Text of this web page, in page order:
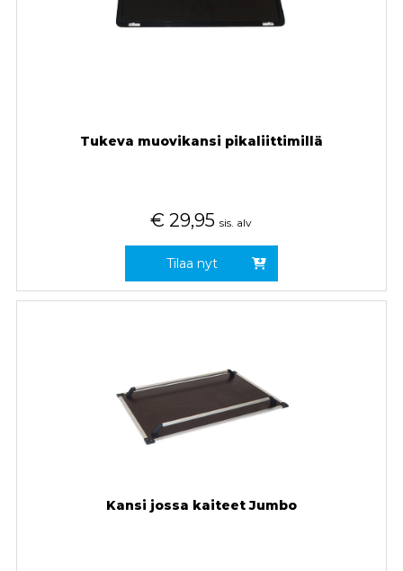
Tukeva muovikansi pikaliittimillä
€ 29,95 sis. alv
Tilaa nyt
Kansi jossa kaiteet Jumbo